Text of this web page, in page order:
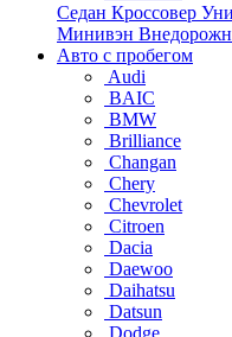
Седан Кроссовер
Минивэн
Авто с пробегом
Audi
BAIC
BMW
Brilliance
Changan
Chery
Chevrolet
Citroen
Dacia
Daewoo
Daihatsu
Datsun
Dodge